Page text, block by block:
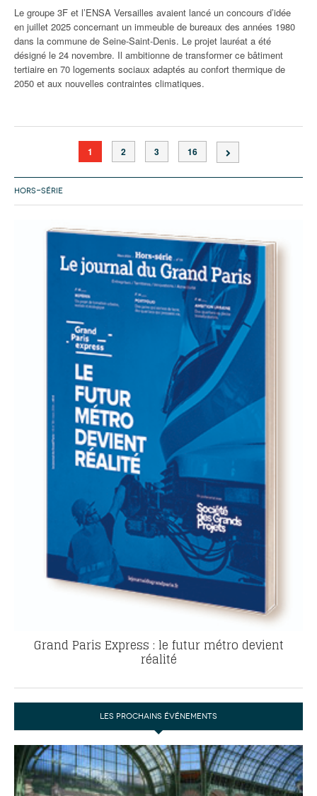
Le groupe 3F et l’ENSA Versailles avaient lancé un concours d’idée
en juillet 2025 concernant un immeuble de bureaux des années 1980
dans la commune de Seine-Saint-Denis. Le projet lauréat a été
désigné le 24 novembre. Il ambitionne de transformer ce bâtiment
tertiaire en 70 logements sociaux adaptés au confort thermique de
2050 et aux nouvelles contraintes climatiques.
1 2 3 16
HORS-SÉRIE
Grand Paris Express : le futur métro devient
réalité
LES PROCHAINS ÉVÉNEMENTS